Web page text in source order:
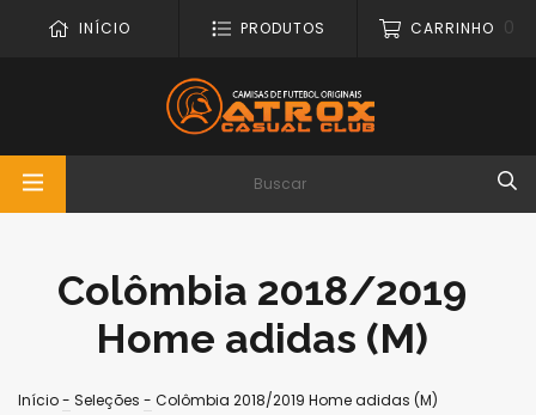
INÍCIO PRODUTOS CARRINHO 0
Colômbia 2018/2019
Home adidas (M)
Início- Seleções - Colômbia 2018/2019 Home adidas (M)